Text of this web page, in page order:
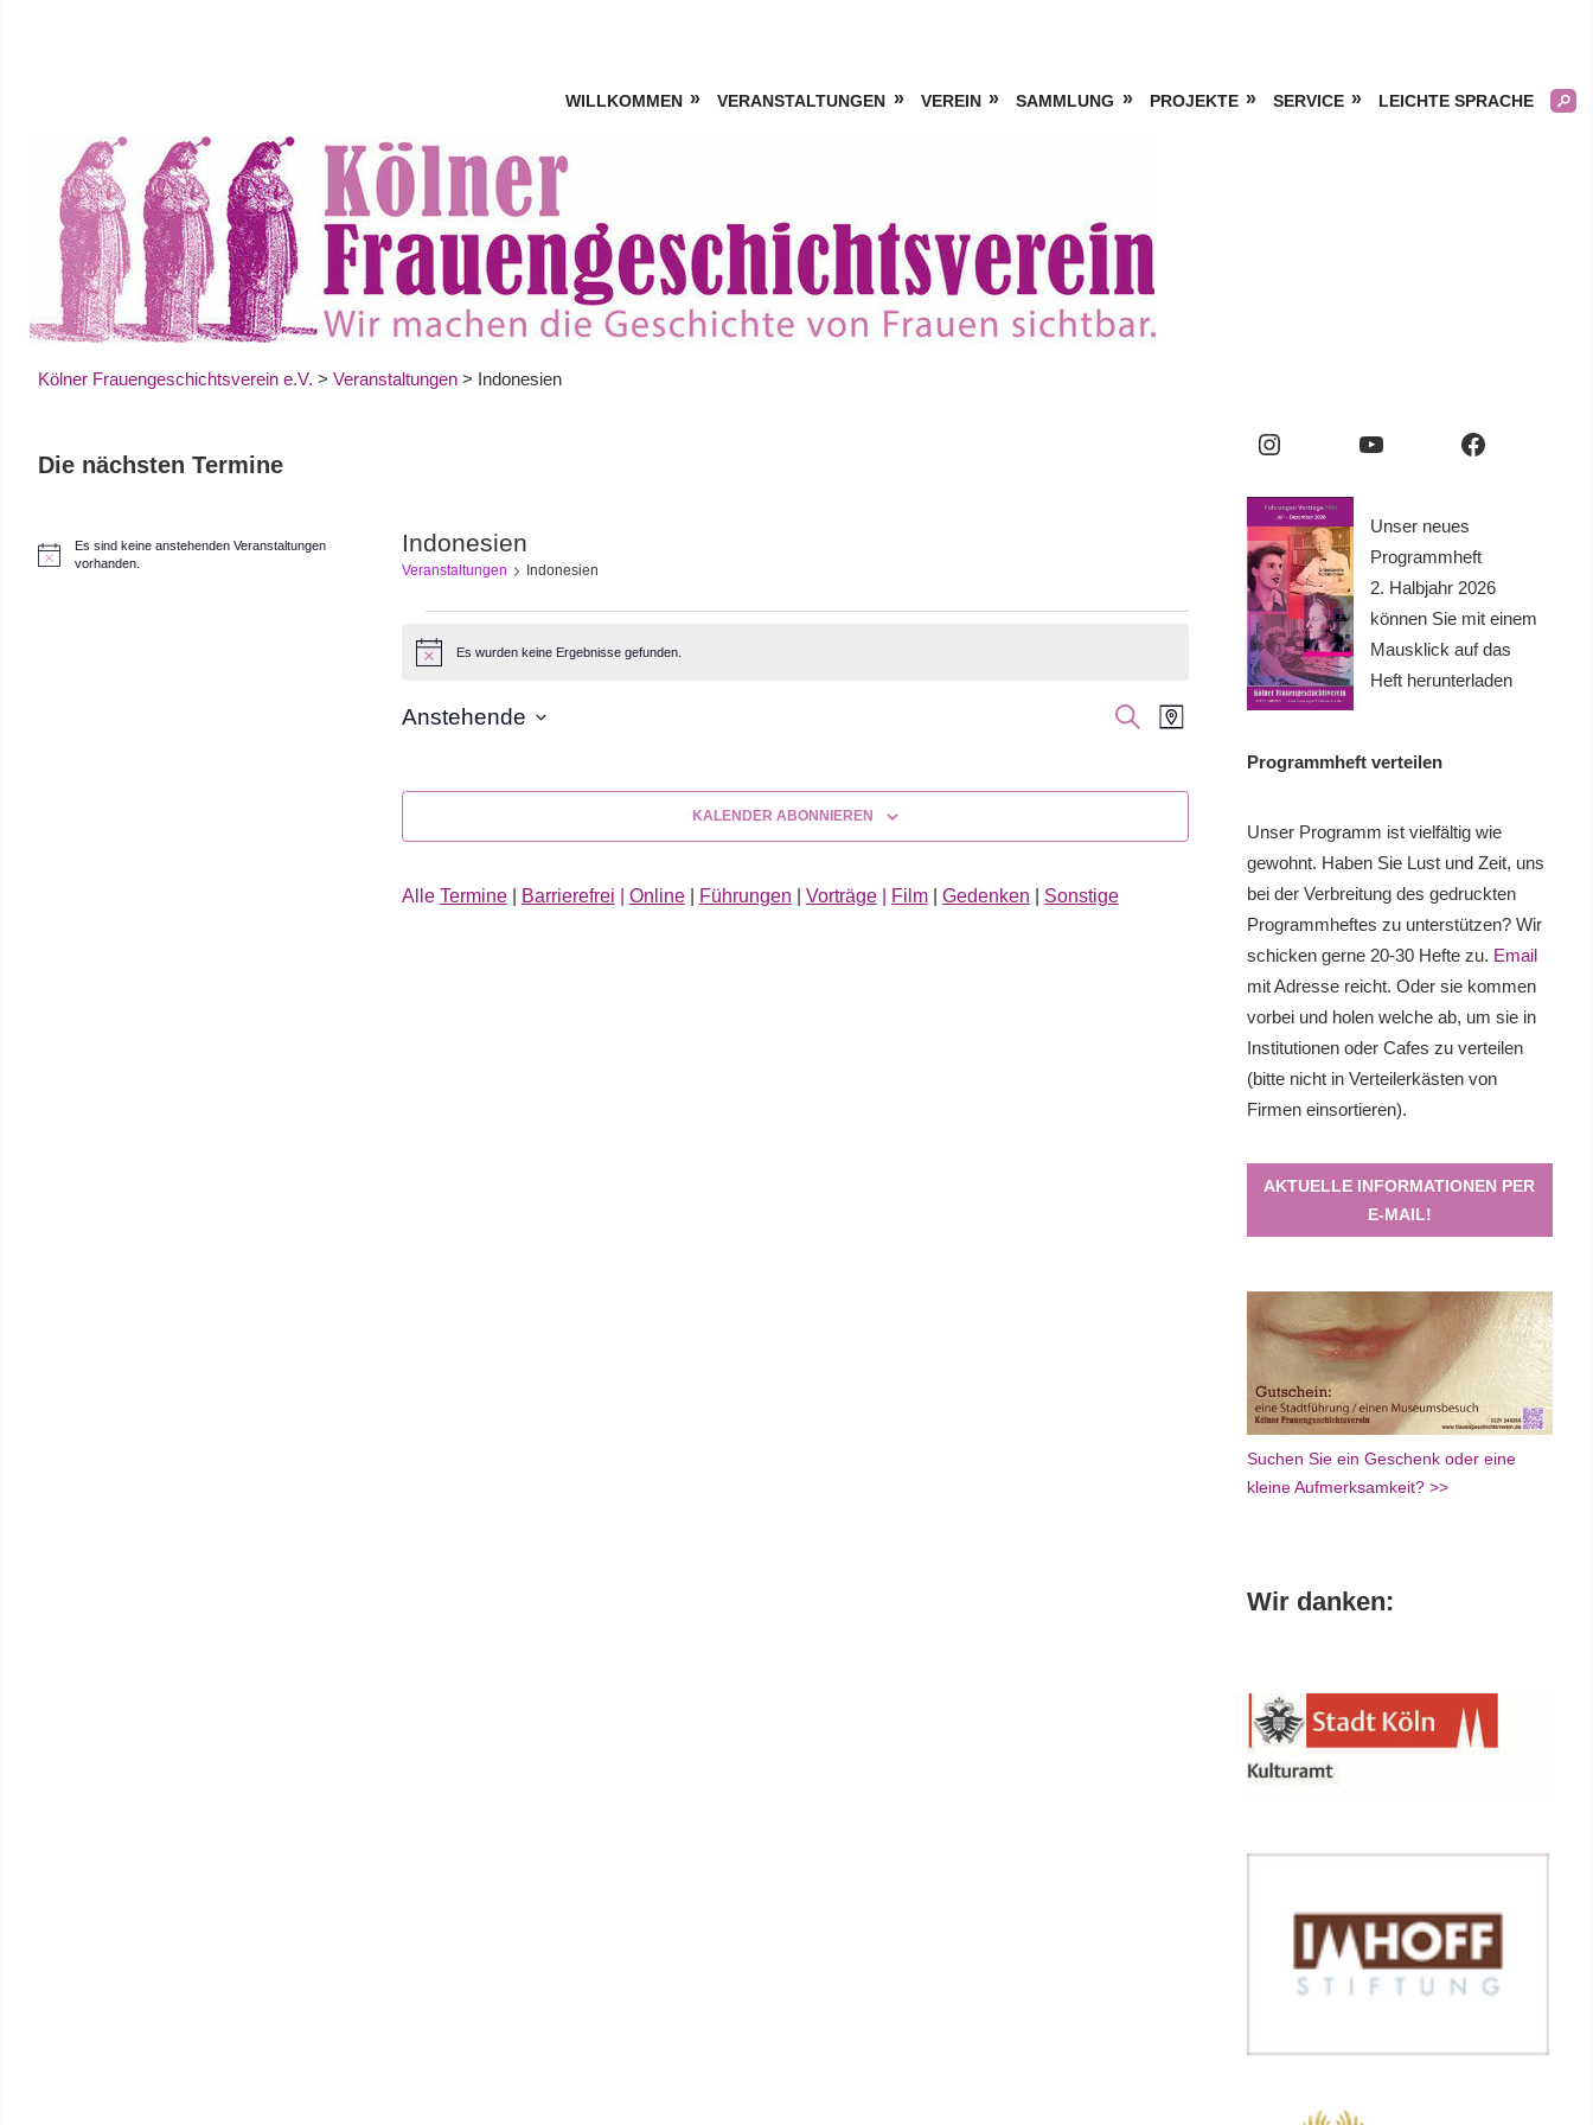
WILLKOMMEN VERANSTALTUNGEN VEREIN SAMMLUNG PROJEKTE SERVICE LEICHTE SPRACHE
Kölner Frauengeschichtsverein e.V. > Veranstaltungen > Indonesien
Indonesien
Veranstaltungen Indonesien
Veranstaltungen
HinweisEs wurden keine Ergebnisse gefunden.
Veranstaltungen
Ansichten,
Navigation
SUCHEVeranstaltung
Ansichten-
Navigation
KARTE
Anstehende
KALENDER ABONNIEREN
Alle Termine| Barrierefrei Online| Führungen Vorträge| Film| Gedenken Sonstige
Die nächsten Termine
H
Es sind keine anstehenden Veranstaltungen
vorhanden.
Instagram YouTube Facebook
Unser neues
Programmheft
2. Halbjahr 2026
können Sie mit einem
Mausklick auf das
Heft herunterladen
Programmheft verteilen
Unser Programm ist vielfältig wie
gewohnt. Haben Sie Lust und Zeit, uns
bei der Verbreitung des gedruckten
Programmheftes zu unterstützen? Wir
schicken gerne 20-30 Hefte zu. Email
mit Adresse reicht. Oder sie kommen
vorbei und holen welche ab, um sie in
Institutionen oder Cafes zu verteilen
(bitte nicht in Verteilerkästen von
Firmen einsortieren).
AKTUELLE INFORMATIONEN PER
E-MAIL!
Suchen Sie ein Geschenk oder eine
kleine Aufmerksamkeit? >>
Wir danken: